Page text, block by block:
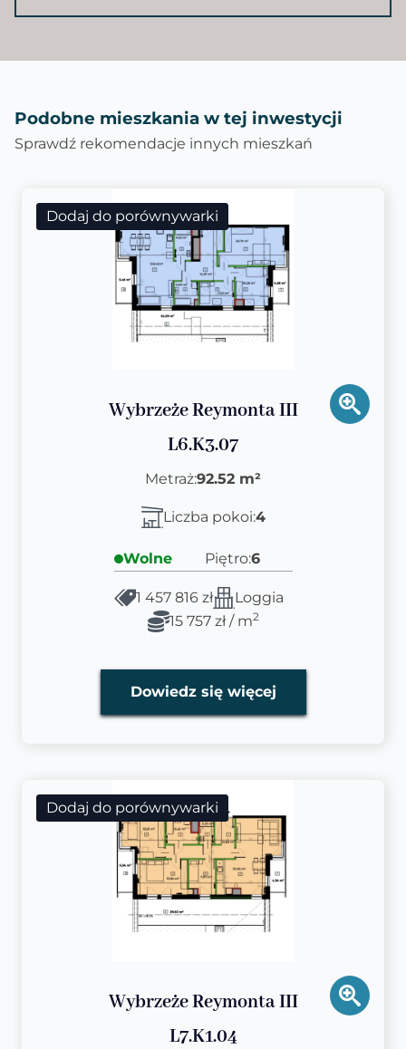
Podobne mieszkania w tej inwestycji
Sprawdź rekomendacje innych mieszkań
Dodaj do porównywarki
Wybrzeże Reymonta III
L6.K3.07
Metraż:92.52 m²
Liczba pokoi:4
Wolne Piętro:6
1 457 816 zł
Loggia
15 757 zł / m2
Dowiedz się więcej
Dodaj do porównywarki
Wybrzeże Reymonta III
L7.K1.04